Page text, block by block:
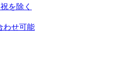
を除く
わせ可能